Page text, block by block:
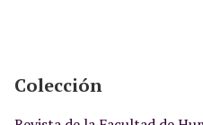
Colección